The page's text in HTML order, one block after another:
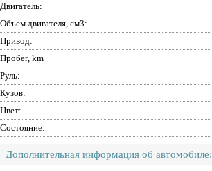
Двигатель:
Объем двигателя, см3:
Привод:
Пробег, km
Руль:
Кузов:
Цвет:
Состояние:
Дополнительная информация об автомобиле: